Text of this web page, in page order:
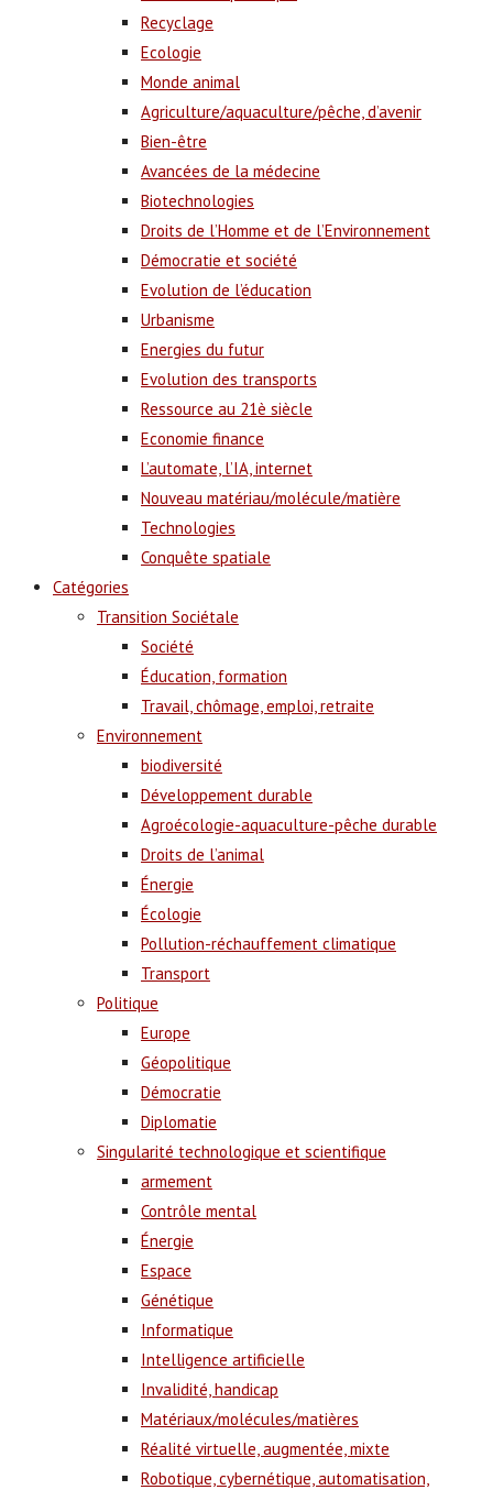
Recyclage
Ecologie
Monde animal
Agriculture/aquaculture/pêche, d’avenir
Bien-être
Avancées de la médecine
Biotechnologies
Droits de l’Homme et de l’Environnement
Démocratie et société
Evolution de l’éducation
Urbanisme
Energies du futur
Evolution des transports
Ressource au 21è siècle
Economie finance
L’automate, l’IA, internet
Nouveau matériau/molécule/matière
Technologies
Conquête spatiale
Catégories
Transition Sociétale
Société
Éducation, formation
Travail, chômage, emploi, retraite
Environnement
biodiversité
Développement durable
Agroécologie-aquaculture-pêche durable
Droits de l’animal
Énergie
Écologie
Pollution-réchauffement climatique
Transport
Politique
Europe
Géopolitique
Démocratie
Diplomatie
Singularité technologique et scientifique
armement
Contrôle mental
Énergie
Espace
Génétique
Informatique
Intelligence artificielle
Invalidité, handicap
Matériaux/molécules/matières
Réalité virtuelle, augmentée, mixte
Robotique, cybernétique, automatisation,